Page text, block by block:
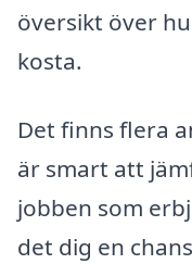
översikt över
kosta.
Det finns flera
är smart att
jobben som
det dig en